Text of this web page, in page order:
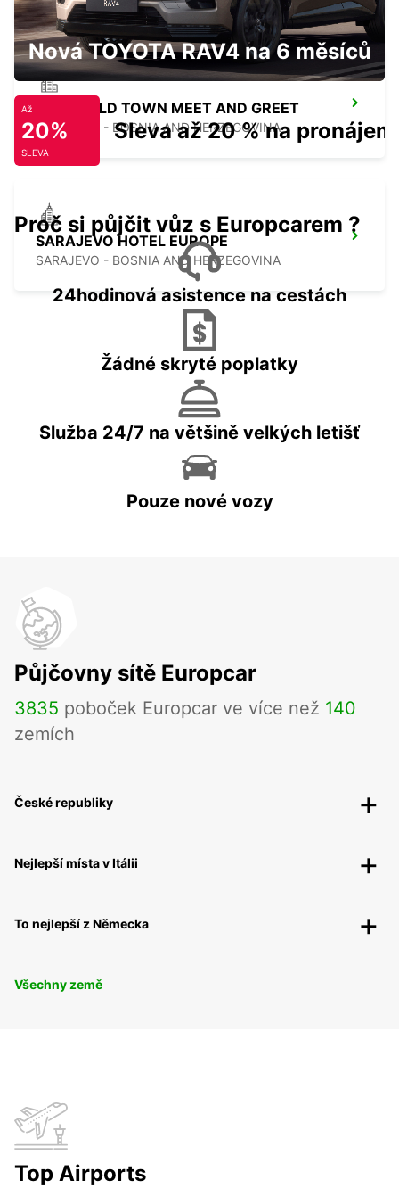
HOTEL OLD TOWN MEET AND GREET
SARAJEVO - BOSNIA AND HERZEGOVINA
SARAJEVO HOTEL EUROPE
SARAJEVO - BOSNIA AND HERZEGOVINA
Nová TOYOTA RAV4 na 6 měsíců
Až
20%
SLEVA
Sleva až 20 % na pronájem
Proč si půjčit vůz s Europcarem ?
24hodinová asistence na cestách
Žádné skryté poplatky
Služba 24/7 na většině velkých letišť
Pouze nové vozy
Půjčovny sítě Europcar
3835 poboček Europcar ve více než 140
zemích
České republiky
Nejlepší místa v Itálii
To nejlepší z Německa
Všechny země
Top Airports